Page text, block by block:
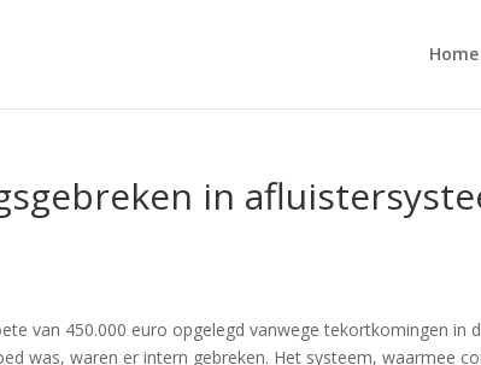
Home
in
van 450.000 euro opgelegd vanwege tekortkomingen in
was, waren er intern gebreken. Het systeem, waarmee